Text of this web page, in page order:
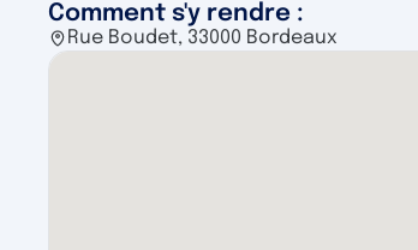
Comment s'y rendre :
Rue Boudet, 33000 Bordeaux